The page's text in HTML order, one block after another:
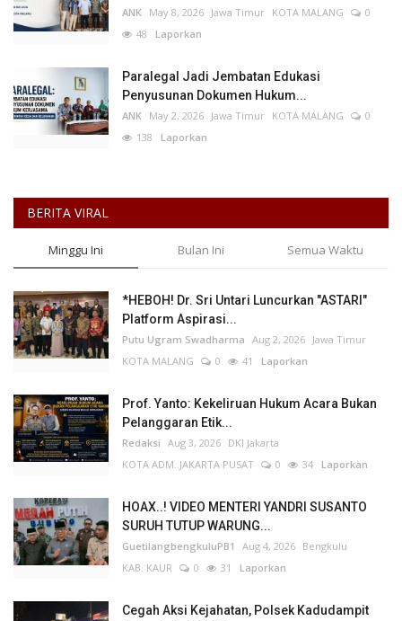
ANK May 8, 2026 Jawa Timur KOTA MALANG
0
48 Laporkan
Paralegal Jadi Jembatan Edukasi
Penyusunan Dokumen Hukum...
ANK May 2, 2026 Jawa Timur KOTA MALANG
0
138 Laporkan
BERITA VIRAL
Minggu Ini Bulan Ini Semua Waktu
*HEBOH! Dr. Sri Untari Luncurkan "ASTARI"
Platform Aspirasi...
Putu Ugram Swadharma Aug 2, 2026 Jawa Timur
KOTA MALANG
0 41 Laporkan
Prof. Yanto: Kekeliruan Hukum Acara Bukan
Pelanggaran Etik...
Redaksi Aug 3, 2026 DKI Jakarta
KOTA ADM. JAKARTA PUSAT
0 34 Laporkan
HOAX..! VIDEO MENTERI YANDRI SUSANTO
SURUH TUTUP WARUNG...
GuetilangbengkuluPB1 Aug 4, 2026 Bengkulu
KAB. KAUR
0 31 Laporkan
Cegah Aksi Kejahatan, Polsek Kadudampit